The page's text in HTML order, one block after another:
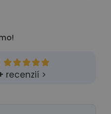

recenzií >